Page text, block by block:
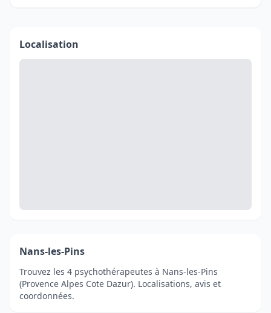
Localisation
Nans-les-Pins
Trouvez les 4 psychothérapeutes à Nans-les-Pins
(Provence Alpes Cote Dazur). Localisations, avis et
coordonnées.